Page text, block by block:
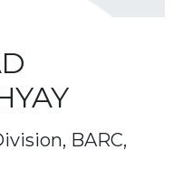
BARC,